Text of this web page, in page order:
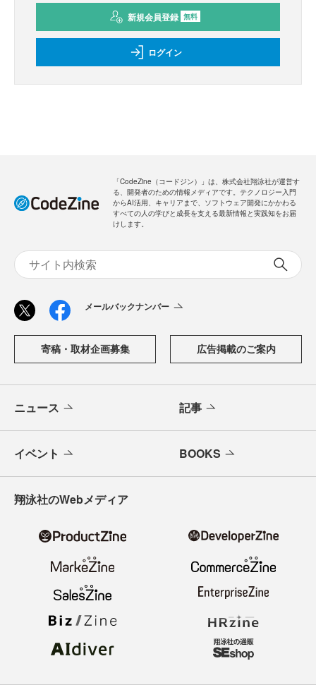
新規会員登録 無料
ログイン
「CodeZine（コードジン）」は、株式会社翔泳社が運営す
る、開発者のための情報メディアです。テクノロジー入門
からAI活用、キャリアまで、ソフトウェア開発にかかわる
すべての人の学びと成長を支える最新情報と実践知をお届
けします。
メールバックナンバー
寄稿・取材企画募集 広告掲載のご案内
ニュース 記事
イベント BOOKS
翔泳社のWebメディア